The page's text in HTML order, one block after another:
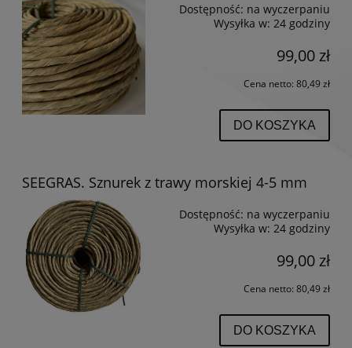
Dostępność: na wyczerpaniu
Wysyłka w: 24 godziny
99,00 zł
Cena netto: 80,49 zł
DO KOSZYKA
SEEGRAS. Sznurek z trawy morskiej 4-5 mm
Dostępność: na wyczerpaniu
Wysyłka w: 24 godziny
99,00 zł
Cena netto: 80,49 zł
DO KOSZYKA